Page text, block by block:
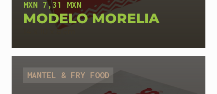
MXN 7,31 MXN
MODELO MORELIA
14 x 10 x 8 cm
MANTEL & FRY FOOD